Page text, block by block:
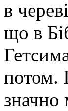
в
що в
потом.
значно